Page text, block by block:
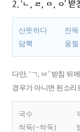
2. ‘ㄴ, ㄹ, ㅁ, ㅇ’
산뜻하다 잔뜩
담뿍
움찔
다만, ‘ㄱ, ㅂ’ 받침 뒤
경우가 아니면 된소리
국수
싹둑(~싹둑)